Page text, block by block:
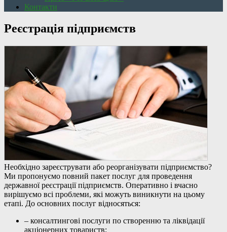
Контакти
Реєстрація підприємств
Необхідно зареєструвати або реорганізувати підприємство?
Ми пропонуємо повний пакет послуг для проведення
державної реєстрації підприємств. Оперативно і вчасно
вирішуємо всі проблеми, які можуть виникнути на цьому
етапі. До основних послуг відносяться:
– консалтингові послуги по створенню та ліквідації
акціонерних товариств;